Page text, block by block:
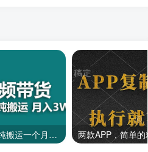
多多视频带货，纯搬运一个月搞了5w佣金，小白也能操作